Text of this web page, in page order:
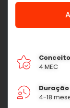
Conceito
4 MEC
Duração
4-18